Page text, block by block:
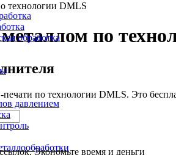
обработка
давлением
технологии DMLS
по
печати по технологии DMLS. Это
Экономьте время и деньги